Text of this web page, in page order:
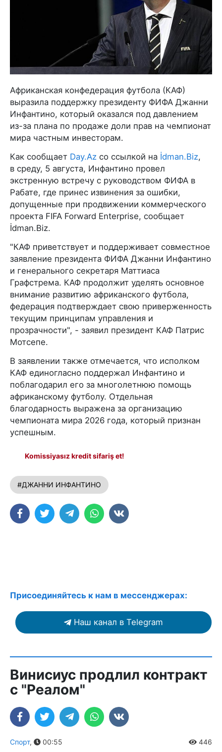
Африканская конфедерация футбола (КАФ)
выразила поддержку президенту ФИФА Джанни
Инфантино, который оказался под давлением
из-за плана по продаже доли прав на чемпионат
мира частным инвесторам.
Как сообщает Day.Az со ссылкой на İdman.Biz,
в среду, 5 августа, Инфантино провел
экстренную встречу с руководством ФИФА в
Рабате, где принес извинения за ошибки,
допущенные при продвижении коммерческого
проекта FIFA Forward Enterprise, сообщает
İdman.Biz.
"КАФ приветствует и поддерживает совместное
заявление президента ФИФА Джанни Инфантино
и генерального секретаря Маттиаса
Графстрема. КАФ продолжит уделять основное
внимание развитию африканского футбола,
федерация подтверждает свою приверженность
текущим принципам управления и
прозрачности", - заявил президент КАФ Патрис
Мотсепе.
В заявлении также отмечается, что исполком
КАФ единогласно поддержал Инфантино и
поблагодарил его за многолетнюю помощь
африканскому футболу. Отдельная
благодарность выражена за организацию
чемпионата мира 2026 года, который признан
успешным.
Komissiyasız kredit sifariş et!
#ДЖАННИ ИНФАНТИНО
Присоединяйтесь к нам в мессенджерах:
Наш канал в Telegram
Винисиус продлил контракт
с "Реалом"
Спорт, 00:55 446